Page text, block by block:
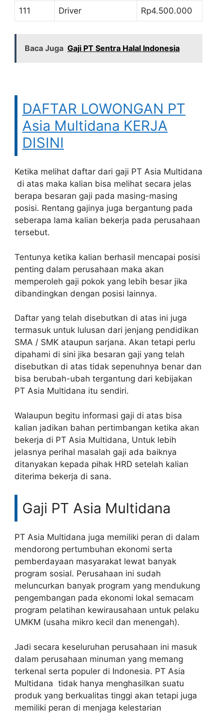
111 Driver Rp4.500.000
Baca Juga Gaji PT Sentra Halal Indonesia
DAFTAR LOWONGAN PT
Asia Multidana KERJA
DISINI
Ketika melihat daftar dari gaji PT Asia Multidana
di atas maka kalian bisa melihat secara jelas
berapa besaran gaji pada masing-masing
posisi. Rentang gajinya juga bergantung pada
seberapa lama kalian bekerja pada perusahaan
tersebut.
Tentunya ketika kalian berhasil mencapai posisi
penting dalam perusahaan maka akan
memperoleh gaji pokok yang lebih besar jika
dibandingkan dengan posisi lainnya.
Daftar yang telah disebutkan di atas ini juga
termasuk untuk lulusan dari jenjang pendidikan
SMA / SMK ataupun sarjana. Akan tetapi perlu
dipahami di sini jika besaran gaji yang telah
disebutkan di atas tidak sepenuhnya benar dan
bisa berubah-ubah tergantung dari kebijakan
PT Asia Multidana itu sendiri.
Walaupun begitu informasi gaji di atas bisa
kalian jadikan bahan pertimbangan ketika akan
bekerja di PT Asia Multidana, Untuk lebih
jelasnya perihal masalah gaji ada baiknya
ditanyakan kepada pihak HRD setelah kalian
diterima bekerja di sana.
Gaji PT Asia Multidana
PT Asia Multidana juga memiliki peran di dalam
mendorong pertumbuhan ekonomi serta
pemberdayaan masyarakat lewat banyak
program sosial. Perusahaan ini sudah
meluncurkan banyak program yang mendukung
pengembangan pada ekonomi lokal semacam
program pelatihan kewirausahaan untuk pelaku
UMKM (usaha mikro kecil dan menengah).
Jadi secara keseluruhan perusahaan ini masuk
dalam perusahaan minuman yang memang
terkenal serta populer di Indonesia. PT Asia
Multidana tidak hanya menghasilkan suatu
produk yang berkualitas tinggi akan tetapi juga
memiliki peran di menjaga kelestarian